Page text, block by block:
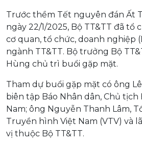
Trước thềm Tết nguyên đán Ất
ngày 22/1/2025, Bộ TT&TT đã tổ
cơ quan, tổ chức, doanh nghiệp
ngành TT&TT. Bộ trưởng Bộ
Hùng chủ trì buổi gặp mặt.
Tham dự buổi gặp mặt có ông
biên tập Báo Nhân dân, Chủ tịch
Nam; ông Nguyễn Thanh Lâm,
Truyền hình Việt Nam (VTV) và
vị thuộc Bộ TT&TT.